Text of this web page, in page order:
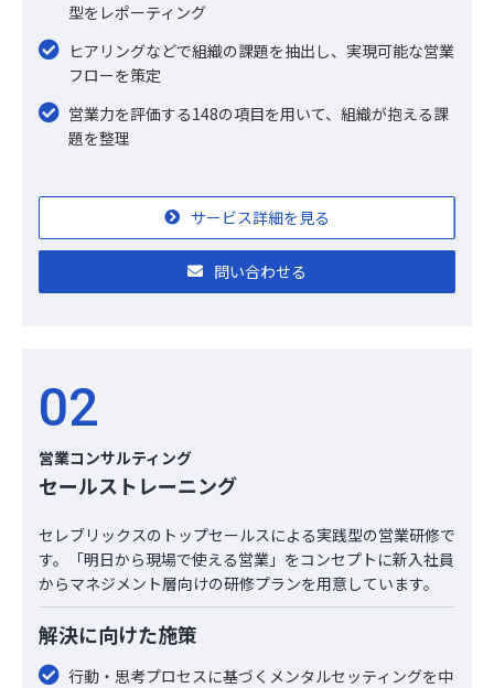
型をレポーティング
ヒアリングなどで組織の課題を抽出し、実現可能な営業
フローを策定
営業力を評価する148の項目を用いて、組織が抱える課
題を整理
サービス詳細を見る
問い合わせる
02
営業コンサルティング
セールストレーニング
セレブリックスのトップセールスによる実践型の営業研修で
す。「明日から現場で使える営業」をコンセプトに新入社員
からマネジメント層向けの研修プランを用意しています。
解決に向けた施策
行動・思考プロセスに基づくメンタルセッティングを中